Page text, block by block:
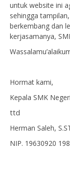
untuk website ini
sehingga
berkembang dan
kerjasamanya,
Hormat kami,
Kepala SMK
ttd
Herman Saleh,
NIP. 19630920